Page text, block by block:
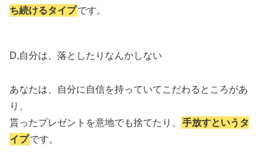
ち続けるタイプです。
D,自分は、落としたりなんかしない
あなたは、自分に自信を持っていてこだわるところがあ
り、
貰ったプレゼントを意地でも捨てたり、
手放すというタ
イプです。